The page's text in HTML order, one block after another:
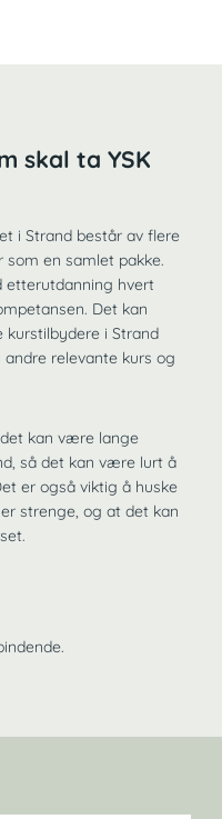
skal ta YSK
i Strand består av flere
som en samlet pakke.
etterutdanning hvert
Det kan
i Strand
relevante kurs og
kan være lange
så det kan være lurt å
er også viktig å huske
strenge, og at det kan